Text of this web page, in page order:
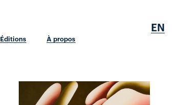
Éditions
À propos
EN